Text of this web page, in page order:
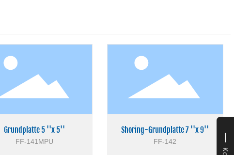
Grundplatte 5 ''x 5''
FF-141MPU
Shoring-Grundplatte 7 ''x 9''
FF-142